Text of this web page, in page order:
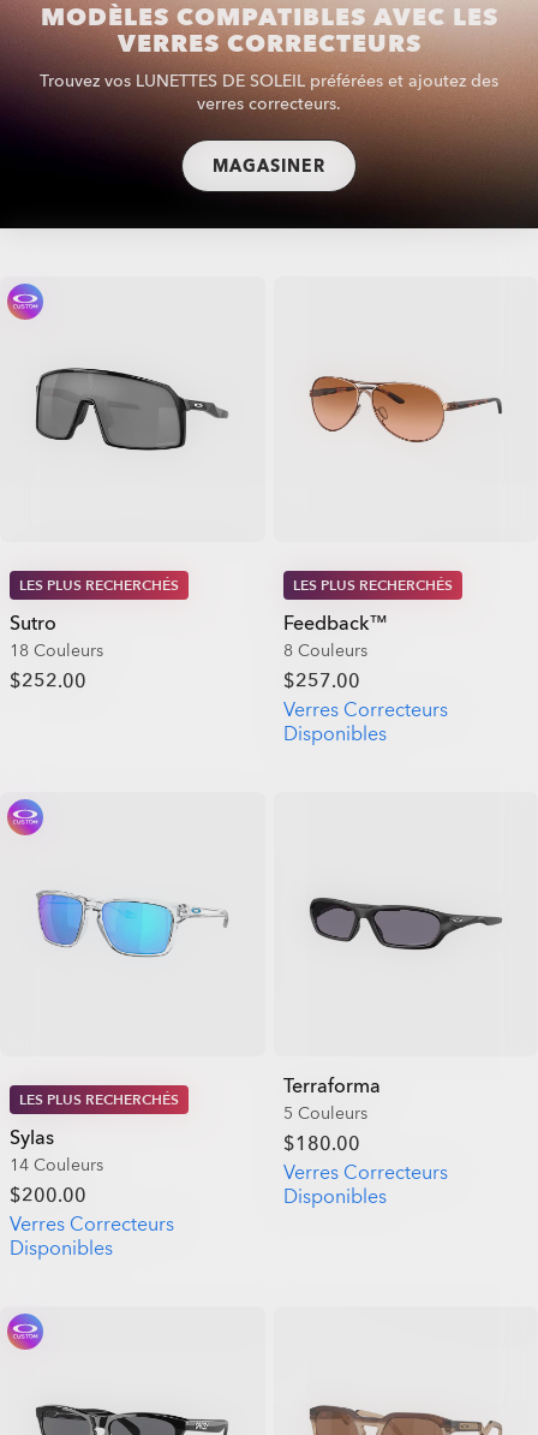
LES PLUS RECHERCHÉS
Sutro
18 Couleurs
$252.00
MODÈLES COMPATIBLES AVEC LES
VERRES CORRECTEURS
Trouvez vos LUNETTES DE SOLEIL préférées et ajoutez des
verres correcteurs.
MAGASINER
LES PLUS RECHERCHÉS
Feedback™
8 Couleurs
$257.00
Verres Correcteurs
Disponibles
LES PLUS RECHERCHÉS
Sylas
14 Couleurs
$200.00
Verres Correcteurs
Disponibles
Terraforma
5 Couleurs
$180.00
Verres Correcteurs
Disponibles